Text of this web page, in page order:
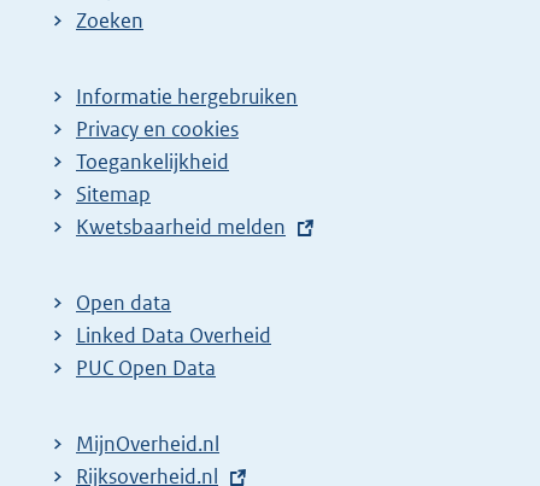
Zoeken
Informatie hergebruiken
Privacy en cookies
Toegankelijkheid
Sitemap
E
t
e
r
l
Kwetsbaarheid melden
Open data
Linked Data Overheid
PUC Open Data
MijnOverheid.nl
E
Rijksoverheid.nl